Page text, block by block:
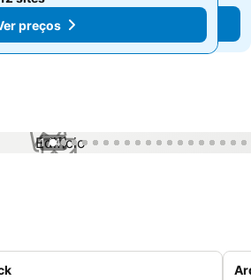
Ver preços
preços
1 / 41